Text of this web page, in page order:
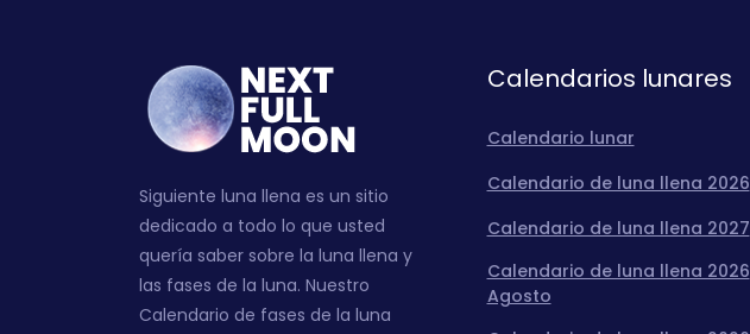
Siguiente luna llena es un sitio
dedicado a todo lo que usted
quería saber sobre la luna llena y
las fases de la luna. Nuestro
Calendario de fases de la luna
Calendarios lunares
Calendario lunar
Calendario de luna llena 2026
Calendario de luna llena 2027
Calendario de luna llena 2026
Agosto